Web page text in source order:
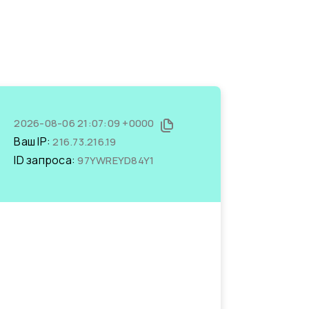
2026-08-06 21:07:09 +0000
Ваш IP:216.73.216.19
ID запроса:97YWREYD84Y1